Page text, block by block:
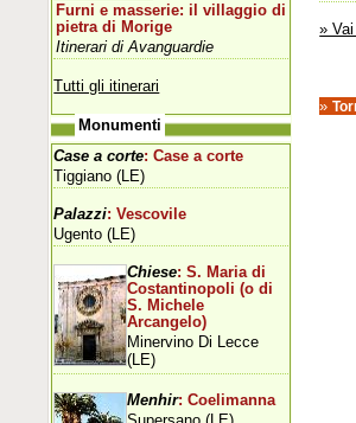
»
»
Furni e masserie: il villaggio di
pietra di Morige
Itinerari di Avanguardie
Tutti gli itinerari
Monumenti
Case a corte: Case a corte
Tiggiano (LE)
Palazzi: Vescovile
Ugento (LE)
Chiese: S. Maria di
Costantinopoli (o di
S. Michele
Arcangelo)
Minervino Di Lecce
(LE)
Menhir: Coelimanna
Supersano (LE)